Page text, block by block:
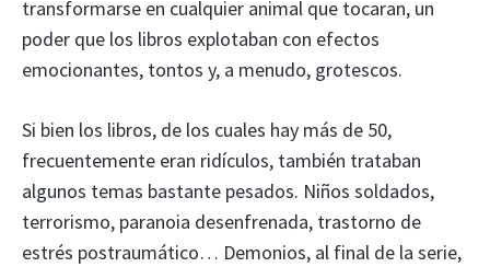
transformarse en cualquier animal que tocaran, un
poder que los libros explotaban con efectos
emocionantes, tontos y, a menudo, grotescos.
Si bien los libros, de los cuales hay más de 50,
frecuentemente eran ridículos, también trataban
algunos temas bastante pesados. Niños soldados,
terrorismo, paranoia desenfrenada, trastorno de
estrés postraumático… Demonios, al final de la serie,